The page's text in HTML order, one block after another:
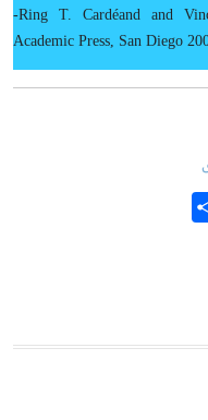
-Ring T. Cardéand and
Academic Press, San Diego